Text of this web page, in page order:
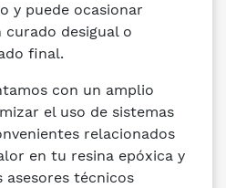
y puede ocasionar
desigual o
final.
con un amplio
el uso de sistemas
relacionados
en tu resina epóxica y
técnicos